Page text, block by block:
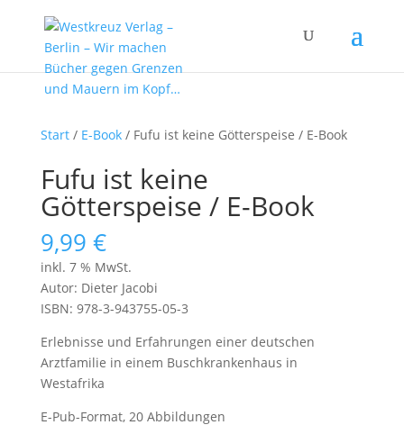
Start/ E-Book/ Fufu ist keine Götterspeise / E-Book
Fufu ist keine
Götterspeise / E-Book
9,99 €
inkl. 7 % MwSt.
Autor: Dieter Jacobi
ISBN: 978-3-943755-05-3
Erlebnisse und Erfahrungen einer deutschen
Arztfamilie in einem Buschkrankenhaus in
Westafrika
E-Pub-Format, 20 Abbildungen